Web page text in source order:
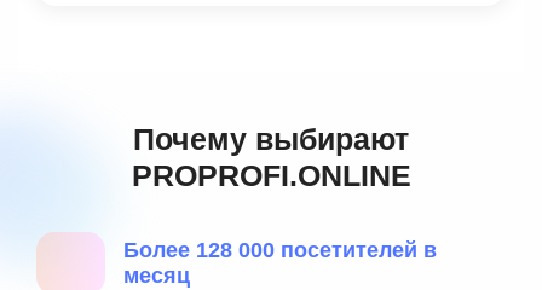
Почему выбирают
PROPROFI.ONLINE
Более 128 000 посетителей в
месяц